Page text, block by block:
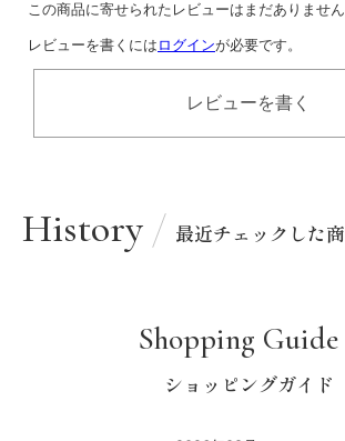
この商品に寄せられたレビューはまだありません
レビューを書くには ログインが必要です。
レビューを書く
History 最近チェックした
Shopping Guide
ショッピングガイド